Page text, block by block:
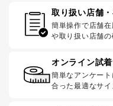
取り扱い店舗
簡単操作で店舗
や取り扱い店舗の
オンライン試
簡単なアンケー
合った最適なサイ